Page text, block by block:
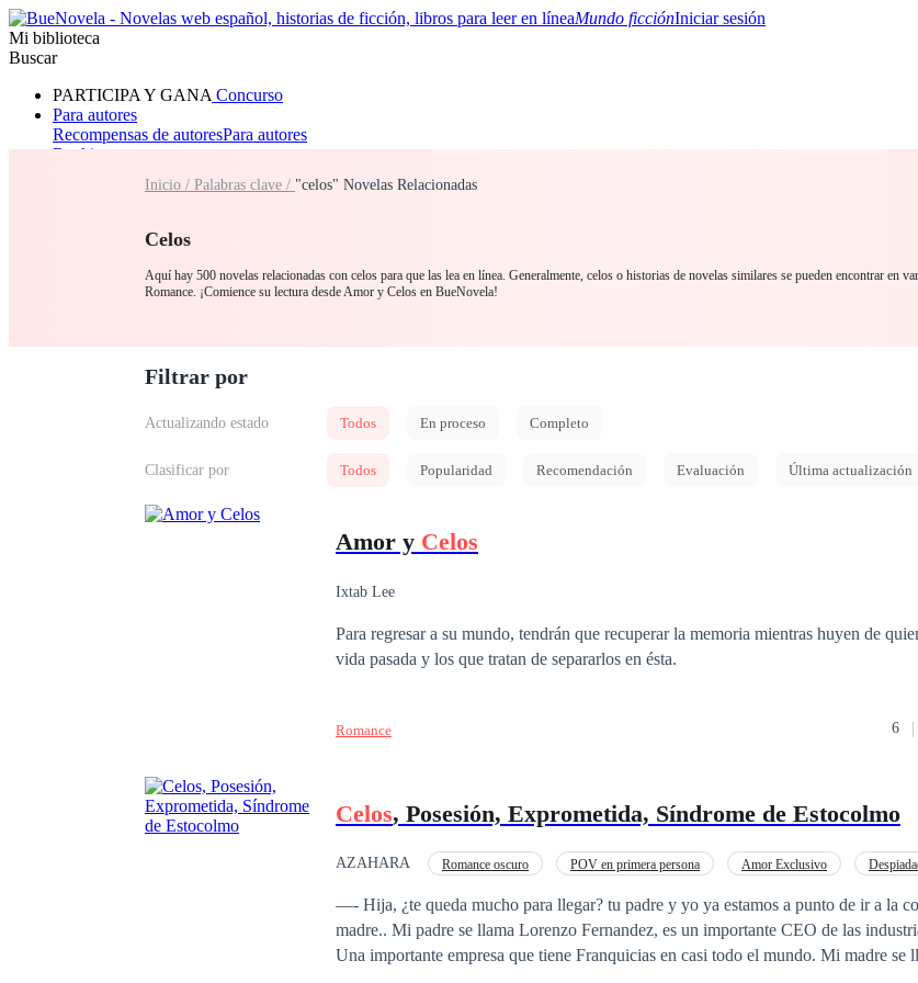
Mundo ficciónIniciar sesión
Mi biblioteca
Buscar
PARTICIPA Y GANA Concurso
Para autores
Recompensas de autoresPara autores
Ranking
RomanceHombre lobo
Inicio / Palabras clave / "celos" Novelas Relacionadas
Celos
Aquí hay 500 novelas relacionadas con celos para que las lea en línea. Generalmente, celos o historias de novelas similares se pueden encontrar en
Romance. ¡Comience su lectura desde Amor y Celos en BueNovela!
Filtrar por
Actualizando estado Todos En proceso Completo
Clasificar por Todos Popularidad Recomendación Evaluación Última actualización
Amor y Celos
Ixtab Lee
Para regresar a su mundo, tendrán que recuperar la memoria mientras huyen de
vida pasada y los que tratan de separarlos en ésta.
Romance 6
Celos, Posesión, Exprometida, Síndrome de Estocolmo
AZAHARA Romance oscuro POV en primera persona Amor Exclusivo
—- Hija, ¿te queda mucho para llegar? tu padre y yo ya estamos a punto de ir a la
madre.. Mi padre se llama Lorenzo Fernandez, es un importante CEO de las
Una importante empresa que tiene Franquicias en casi todo el mundo. Mi madre se